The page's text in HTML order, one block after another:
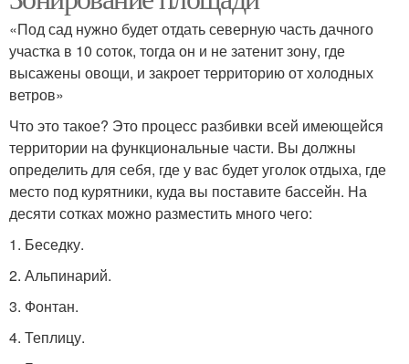
«Под сад нужно будет отдать северную часть дачного
участка в 10 соток, тогда он и не затенит зону, где
высажены овощи, и закроет территорию от холодных
ветров»
Что это такое? Это процесс разбивки всей имеющейся
территории на функциональные части. Вы должны
определить для себя, где у вас будет уголок отдыха, где
место под курятники, куда вы поставите бассейн. На
десяти сотках можно разместить много чего:
1. Беседку.
2. Альпинарий.
3. Фонтан.
4. Теплицу.